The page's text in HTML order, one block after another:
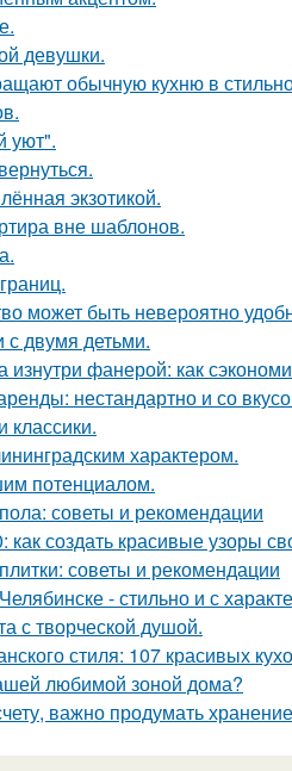
девушки.
обычную кухню в
уют".
экзотикой.
вне шаблонов.
может быть невероятно
двумя детьми.
фанерой: как
нестандартно и со
классики.
характером.
потенциалом.
советы и рекомендации
создать красивые узоры
советы и рекомендации
- стильно и с
с творческой душой.
стиля: 107 красивых
любимой зоной дома?
важно продумать